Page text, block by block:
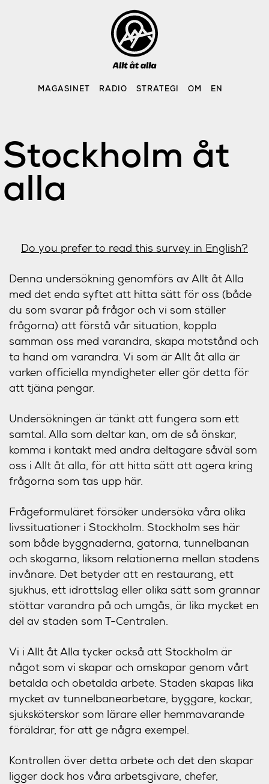
MAGASINET RADIO STRATEGI OM EN
Stockholm åt
alla
Do you prefer to read this survey in English?
Denna undersökning genomförs av Allt åt Alla
med det enda syftet att hitta sätt för oss (både
du som svarar på frågor och vi som ställer
frågorna) att förstå vår situation, koppla
samman oss med varandra, skapa motstånd och
ta hand om varandra. Vi som är Allt åt alla är
varken officiella myndigheter eller gör detta för
att tjäna pengar.
Undersökningen är tänkt att fungera som ett
samtal. Alla som deltar kan, om de så önskar,
komma i kontakt med andra deltagare såväl som
oss i Allt åt alla, för att hitta sätt att agera kring
frågorna som tas upp här.
Frågeformuläret försöker undersöka våra olika
livssituationer i Stockholm. Stockholm ses här
som både byggnaderna, gatorna, tunnelbanan
och skogarna, liksom relationerna mellan stadens
invånare. Det betyder att en restaurang, ett
sjukhus, ett idrottslag eller olika sätt som grannar
stöttar varandra på och umgås, är lika mycket en
del av staden som T-Centralen.
Vi i Allt åt Alla tycker också att Stockholm är
något som vi skapar och omskapar genom vårt
betalda och obetalda arbete. Staden skapas lika
mycket av tunnelbanearbetare, byggare, kockar,
sjuksköterskor som lärare eller hemmavarande
föräldrar, för att ge några exempel.
Kontrollen över detta arbete och det den skapar
ligger dock hos våra arbetsgivare, chefer,